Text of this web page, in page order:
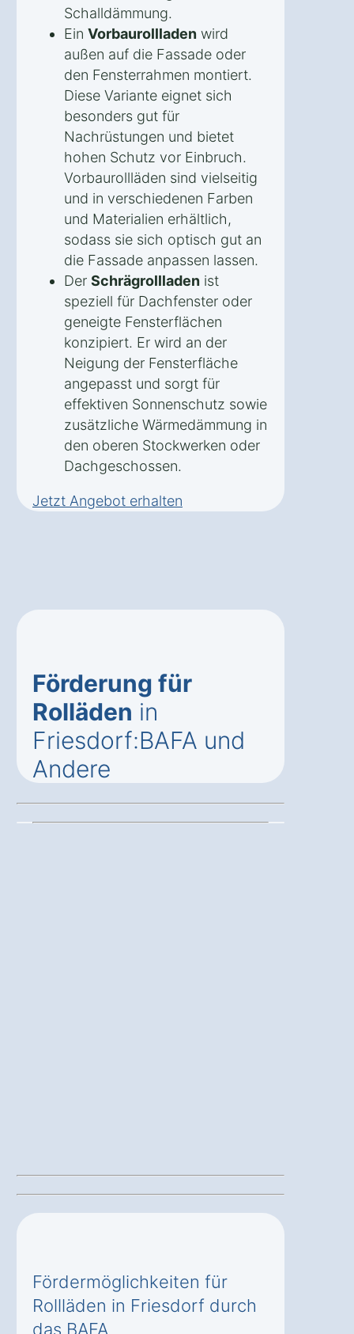
Schalldämmung.
Ein Vorbaurollladen wird
außen auf die Fassade oder
den Fensterrahmen montiert.
Diese Variante eignet sich
besonders gut für
Nachrüstungen und bietet
hohen Schutz vor Einbruch.
Vorbaurollläden sind vielseitig
und in verschiedenen Farben
und Materialien erhältlich,
sodass sie sich optisch gut an
die Fassade anpassen lassen.
Der Schrägrollladen ist
speziell für Dachfenster oder
geneigte Fensterflächen
konzipiert. Er wird an der
Neigung der Fensterfläche
angepasst und sorgt für
effektiven Sonnenschutz sowie
zusätzliche Wärmedämmung in
den oberen Stockwerken oder
Dachgeschossen.
Jetzt Angebot erhalten
Förderung für
Rolläden in
Friesdorf:BAFA und
Andere
Fördermöglichkeiten für
Rollläden in Friesdorf durch
das BAFA